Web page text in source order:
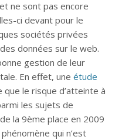
ne sont pas encore
ci devant pour le
sociétés privées
données sur le web.
gestion de leur
En effet, une étude
que le risque d’atteinte à
les sujets de
la 9ème place en 2009
qui n’est